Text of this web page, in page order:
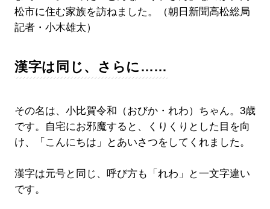
松市に住む家族を訪ねました。（朝日新聞高松総局
記者・小木雄太）
漢字は同じ、さらに……
その名は、小比賀令和（おびか・れわ）ちゃん。3歳
です。自宅にお邪魔すると、くりくりとした目を向
け、「こんにちは」とあいさつをしてくれました。
漢字は元号と同じ、呼び方も「れわ」と一文字違い
です。